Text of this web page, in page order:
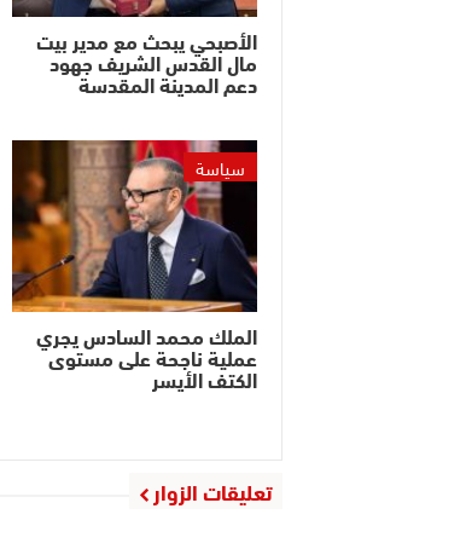
الأصبحي يبحث مع مدير بيت
مال القدس الشريف جهود
دعم المدينة المقدسة
سياسة
الملك محمد السادس يجري
عملية ناجحة على مستوى
الكتف الأيسر
تعليقات الزوار